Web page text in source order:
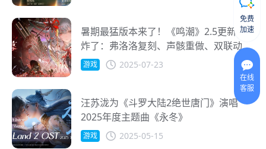
暑期最猛版本来了！《鸣潮》2.5更新太
炸了：弗洛洛复刻、声骸重做、双联动福
利拉满，海外玩家别掉队
游戏 2025-07-23
汪苏泷为《斗罗大陆2绝世唐门》演唱
2025年度主题曲《永冬》
游戏 2025-05-15
免费
加速
在线
客服